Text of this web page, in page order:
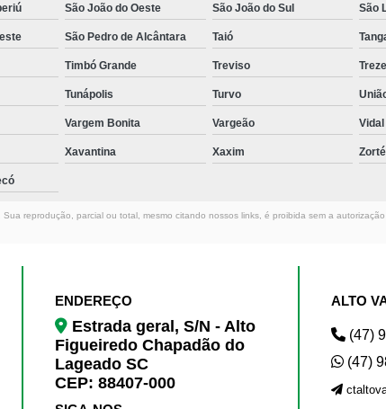
São João do Oeste São João do Sul São
São Pedro de Alcântara Taió
Timbó Grande Treviso
Tunápolis Turvo
Vargem Bonita Vargeão
Xavantina Xaxim
reprodução, parcial ou total, mesmo citando nossos links, é proibida sem a
ENDEREÇO
Estrada geral, S/N - Alto
Figueiredo Chapadão do
Lageado SC
CEP: 88407-000
ALTO
(47)
(47)